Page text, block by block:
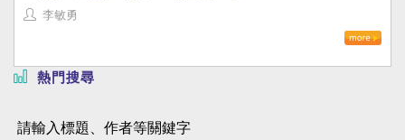
李敏勇
熱門搜尋
請輸入標題、作者等關鍵字